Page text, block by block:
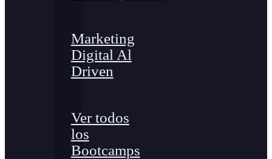
Marketing
Digital Al
Driven
Ver todos
los
Bootcamps